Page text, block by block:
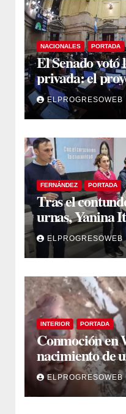
NACIONALES PORTADA
El Senado votó
privada: el
sanción
ELPROGRESOWEB
FERNÁNDEZ PORTADA
Tras el
urnas, Yanina
encuentro con
en Fernández
ELPROGRESOWEB
INTERIOR PORTADA
Conmoción en
nacimiento de
con graves
ELPROGRESOWEB